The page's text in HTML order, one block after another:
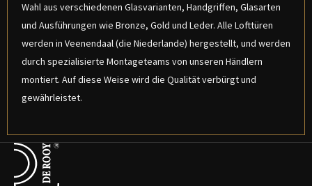
Wahl aus verschiedenen Glasvarianten, Handgriffen, Glasarten
und Ausführungen wie Bronze, Gold und Leder. Alle Lofttüren
werden in Veenendaal (die Niederlande) hergestellt, und werden
durch spezialisierte Montageteams von unseren Händlern
montiert. Auf diese Weise wird die Qualität verbürgt und
gewährleistet.
Terug naar de startpagina